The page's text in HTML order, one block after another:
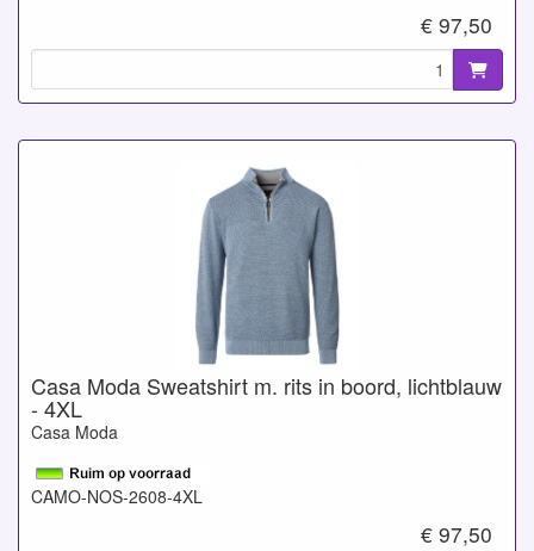
€ 97,50
Casa Moda Sweatshirt m. rits in boord, lichtblauw
- 4XL
Casa Moda
CAMO-NOS-2608-4XL
€ 97,50